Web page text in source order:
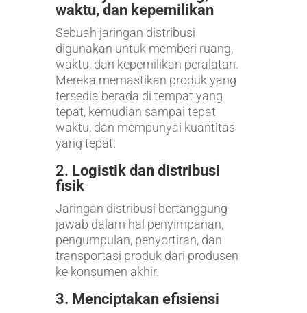
waktu, dan kepemilikan
Sebuah jaringan distribusi
digunakan untuk memberi ruang,
waktu, dan kepemilikan peralatan.
Mereka memastikan produk yang
tersedia berada di tempat yang
tepat, kemudian sampai tepat
waktu, dan mempunyai kuantitas
yang tepat.
2. Logistik dan distribusi
fisik
Jaringan distribusi bertanggung
jawab dalam hal penyimpanan,
pengumpulan, penyortiran, dan
transportasi produk dari produsen
ke konsumen akhir.
3. Menciptakan efisiensi